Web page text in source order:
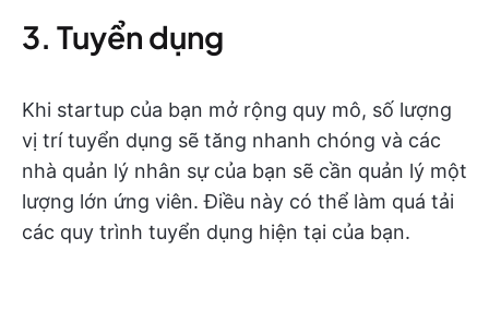
3. Tuyển dụng
Khi startup của bạn mở rộng quy mô, số lượng
vị trí tuyển dụng sẽ tăng nhanh chóng và các
nhà quản lý nhân sự của bạn sẽ cần quản lý một
lượng lớn ứng viên. Điều này có thể làm quá tải
các quy trình tuyển dụng hiện tại của bạn.